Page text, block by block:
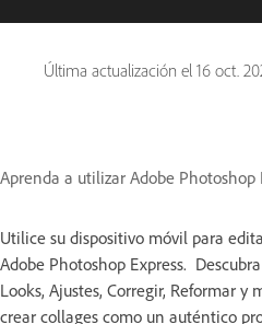
Última actualización el 16 oct.
Aprenda a utilizar Adobe Photoshop
Utilice su dispositivo móvil para
Adobe Photoshop Express.
Looks, Ajustes, Corregir, Reformar
crear collages como un auténtico